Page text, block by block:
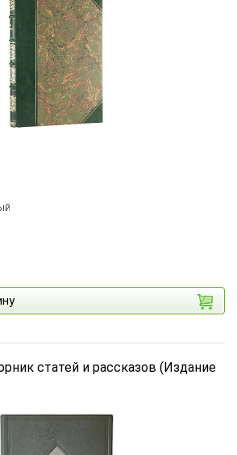
статей и рассказов (Издание